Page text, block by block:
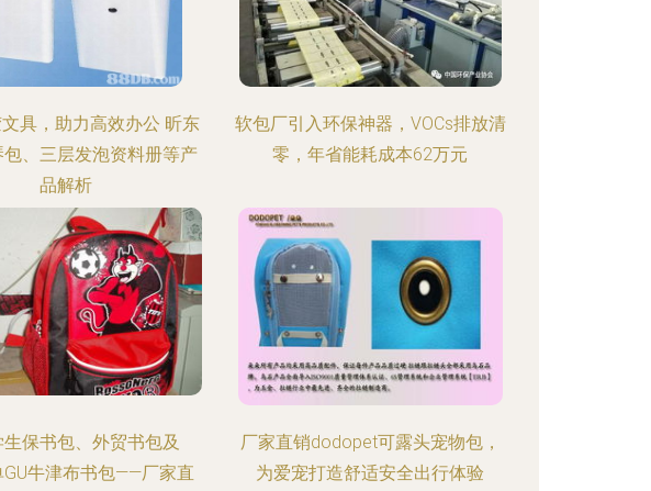
具，助力高效办公 昕东
、三层发泡资料册等产
品解析
软包厂引入环保神器，VOCs排放清
零，年省能耗成本62万元
保书包、外贸书包及
GU牛津布书包——厂家直
厂家直销dodopet可露头宠物包，
为爱宠打造舒适安全出行体验